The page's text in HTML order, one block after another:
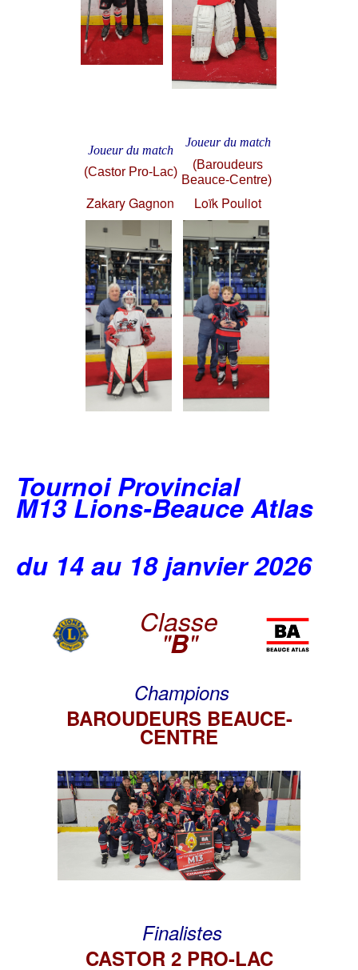
Joueur du match
(Castor Pro-Lac)
Joueur du match
(Baroudeurs
Beauce-Centre)
Zakary Gagnon Loïk Pouliot
Tournoi Provincial
M13 Lions-Beauce Atlas
du 14 au 18 janvier 2026
Classe
"B"
Champions
BAROUDEURS BEAUCE-
CENTRE
Finalistes
CASTOR 2 PRO-LAC